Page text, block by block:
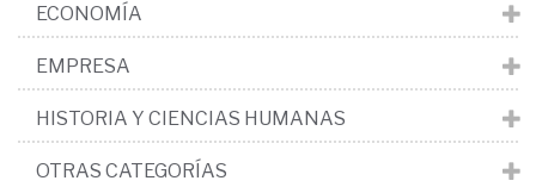
ECONOMÍA
EMPRESA
HISTORIA Y CIENCIAS HUMANAS
OTRAS CATEGORÍAS